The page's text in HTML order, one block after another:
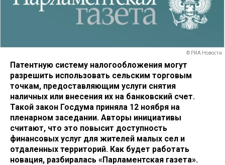
© РИА Новости
Патентную систему налогообложения могут
разрешить использовать сельским торговым
точкам, предоставляющим услуги снятия
наличных или внесения их на банковский счет.
Такой закон Госдума приняла 12 ноября на
пленарном заседании. Авторы инициативы
считают, что это повысит доступность
финансовых услуг для жителей малых сел и
отдаленных территорий. Как будет работать
новация, разбиралась «Парламентская газета».